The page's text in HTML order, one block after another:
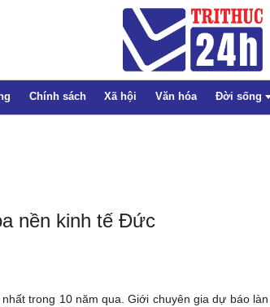
Chính sách Xã hội Văn hóa Đời sống
nền kinh tế Đức
trong 10 năm qua. Giới chuyên gia dự báo